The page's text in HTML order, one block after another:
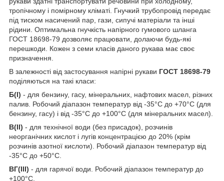
тропічному і помірному кліматі. Гнучкий трубопровід передає
під тиском насичений пар, гази, сипучі матеріали та інші
рідини. Оптимальна гнучкість напірного гумового шланга
ГОСТ 18698-79 дозволяє працювати, долаючи будь-які
перешкоди. Кожен з семи класів даного рукава має своє
призначення.
В залежності від застосування напірні рукави ГОСТ 18698-79
поділяються на такі класи:
Б(I) - для бензину, гасу, мінеральних, нафтових масел, різних
палив. Робочий діапазон температур від -35°С до +70°С (для
бензину, гасу) і від -35°С до +100°С (для мінеральних масел).
В(II) - для технічної води (без присадок), розчинів
неорганічних кислот і лугів концентрацією до 20% (крім
розчинів азотної кислоти). Робочий діапазон температур від
-35°С до +50°С.
ВГ(III) - для гарячої води. Робочий діапазон температур до
+100°С.